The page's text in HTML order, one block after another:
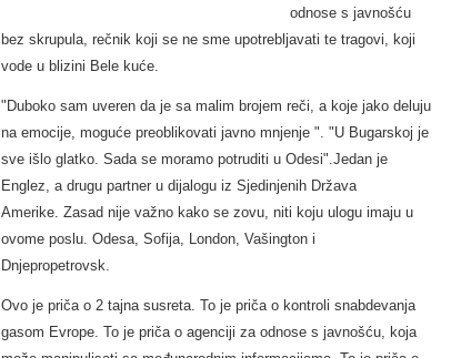
odnose s javnošću
bez skrupula, rečnik koji se ne sme upotreblјavati te tragovi, koji
vode u blizini Bele kuće.
"Duboko sam uveren da je sa malim brojem reči, a koje jako deluju
na emocije, moguće preoblikovati javno mnjenje ". "U Bugarskoj je
sve išlo glatko. Sada se moramo potruditi u Odesi".Jedan je
Englez, a drugu partner u dijalogu iz Sjedinjenih Država
Amerike. Zasad nije važno kako se zovu, niti koju ulogu imaju u
ovome poslu. Odesa, Sofija, London, Vašington i
Dnjepropetrovsk.
Ovo je priča o 2 tajna susreta. To je priča o kontroli snabdevanja
gasom Evrope. To je priča o agenciji za odnose s javnošću, koja